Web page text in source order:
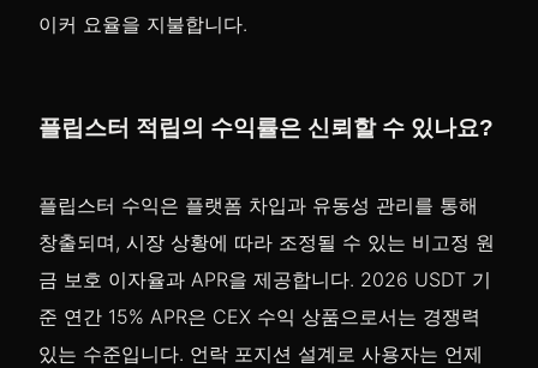
이커 요율을 지불합니다.
플립스터 적립의 수익률은 신뢰할 수 있나요?
플립스터 수익은 플랫폼 차입과 유동성 관리를 통해
창출되며, 시장 상황에 따라 조정될 수 있는 비고정 원
금 보호 이자율과 APR을 제공합니다. 2026 USDT 기
준 연간 15% APR은 CEX 수익 상품으로서는 경쟁력
있는 수준입니다. 언락 포지션 설계로 사용자는 언제